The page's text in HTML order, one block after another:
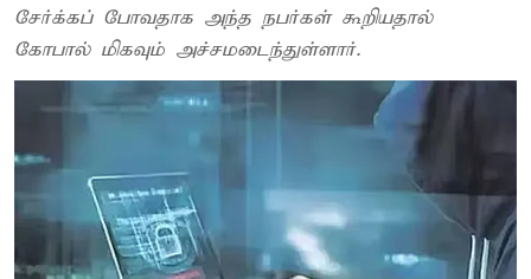
சேர்க்கப் போவதாக அந்த நபர்கள் கூறியதால்
கோபால் மிகவும் அச்சமடைந்துள்ளார்.